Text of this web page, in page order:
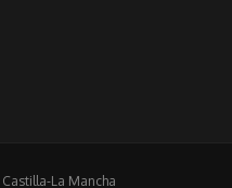
La Mancha